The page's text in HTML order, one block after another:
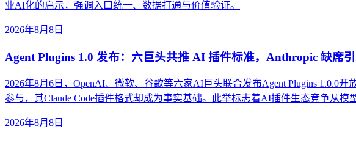
业AI化的启示，强调入口统一、数据打通与价值验证。
2026年8月8日
Agent Plugins 1.0 发布：六巨头共推 AI 插件标准，Anthropic 缺席
2026年8月6日，OpenAI、微软、谷歌等六家AI巨头联合发布Agent Plugins 1.0.0
参与，其Claude Code插件格式却成为事实基础。此举标志着AI插件生态竞争从模
2026年8月8日